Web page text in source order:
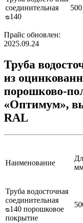
соединительная
ᴓ140
500
Прайс обновлен:
2025.09.24
Труба
из
порошково-
«Оптимум»,
RAL
Наименование
Труба водосточная
соединительная
ᴓ140 порошковое
покрытие